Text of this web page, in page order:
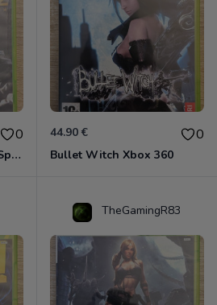
0
Call Of Duty 2 : Edition Spéciale Xbox 360 GOTY
44.90 € 0
Bullet Witch Xbox 360
TheGamingR83